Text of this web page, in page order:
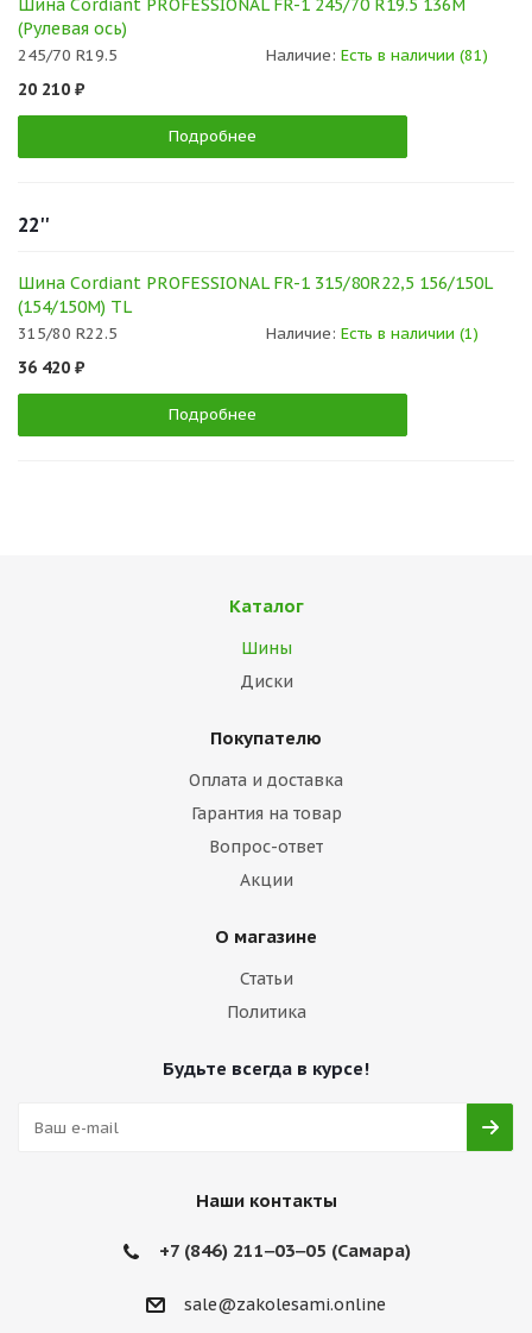
Шина Cordiant PROFESSIONAL FR-1 245/70 R19.5 136M
(Рулевая ось)
245/70 R19.5 Наличие: Есть в наличии (81)
20 210 ₽
Подробнее
22''
Шина Cordiant PROFESSIONAL FR-1 315/80R22,5 156/150L
(154/150M) TL
315/80 R22.5 Наличие: Есть в наличии (1)
36 420 ₽
Подробнее
Каталог
Шины
Диски
Покупателю
Оплата и доставка
Гарантия на товар
Вопрос-ответ
Акции
О магазине
Статьи
Политика
Будьте всегда в курсе!
Наши контакты
+7 (846) 211‒03‒05 (Самара)
sale@zakolesami.online